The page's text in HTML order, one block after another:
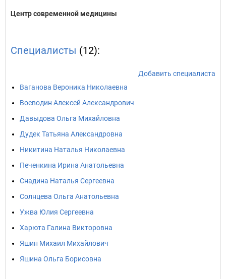
Центр современной медицины
Специалисты (12):
Добавить специалиста
Ваганова Вероника Николаевна
Воеводин Алексей Александрович
Давыдова Ольга Михайловна
Дудек Татьяна Александровна
Никитина Наталья Николаевна
Печенкина Ирина Анатольевна
Снадина Наталья Сергеевна
Солнцева Ольга Анатольевна
Ужва Юлия Сергеевна
Харюта Галина Викторовна
Яшин Михаил Михайлович
Яшина Ольга Борисовна